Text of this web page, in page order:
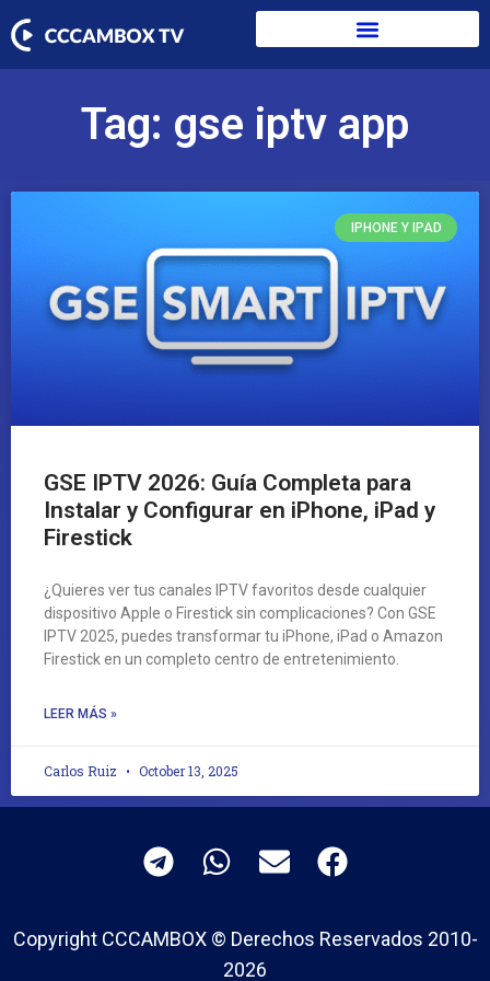
Tag: gse iptv app
IPHONE Y IPAD
GSE IPTV 2026: Guía Completa para
Instalar y Configurar en iPhone, iPad y
Firestick
¿Quieres ver tus canales IPTV favoritos desde cualquier
dispositivo Apple o Firestick sin complicaciones? Con GSE
IPTV 2025, puedes transformar tu iPhone, iPad o Amazon
Firestick en un completo centro de entretenimiento.
LEER MÁS »
Carlos Ruiz October 13, 2025
Copyright CCCAMBOX © Derechos Reservados 2010-
2026